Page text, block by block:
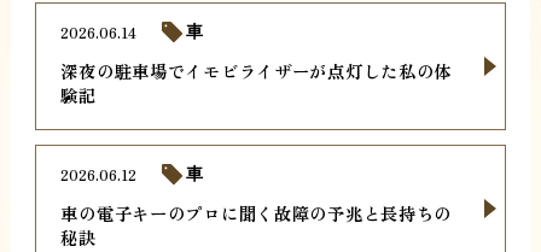
深夜の駐車場でイモビライザーが点灯した私の体
験記
2026.06.14 車
車の電子キーのプロに聞く故障の予兆と長持ちの
秘訣
2026.06.12 車